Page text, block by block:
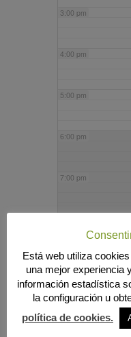
3:00 pm
4:00 pm
5:00 pm
6:00 pm
7:00 pm
9:00 pm
10:00 pm
Está web utiliza
una mejor experiencia
información estadística
la configuración u
política de cookies.